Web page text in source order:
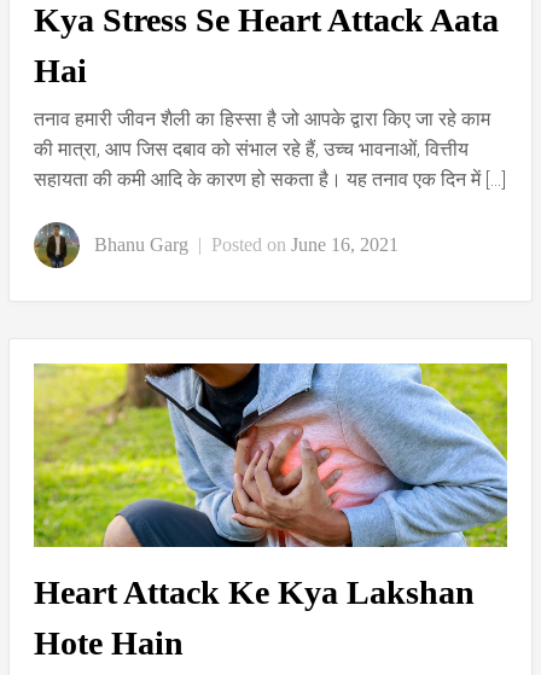
Kya Stress Se Heart Attack Aata
Hai
तनाव हमारी जीवन शैली का हिस्सा है जो आपके द्वारा किए जा रहे काम
की मात्रा, आप जिस दबाव को संभाल रहे हैं, उच्च भावनाओं, वित्तीय
सहायता की कमी आदि के कारण हो सकता है। यह तनाव एक दिन में […]
Bhanu Garg | Posted on June 16, 2021
Heart Attack Ke Kya Lakshan
Hote Hain